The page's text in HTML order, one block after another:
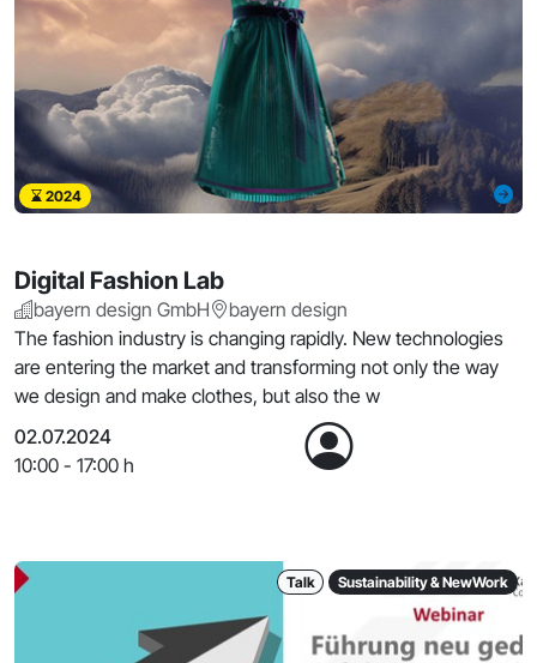
2024
Digital Fashion Lab
bayern design GmbH
bayern design
The fashion industry is changing rapidly. New technologies
are entering the market and transforming not only the way
we design and make clothes, but also the w
02.07.2024
10:00 - 17:00 h
Talk Sustainability & NewWork